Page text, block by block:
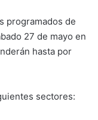
programados de
27 de mayo en
hasta por
sectores: